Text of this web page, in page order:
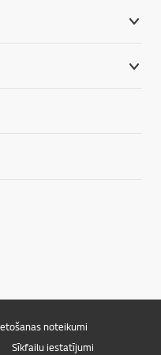
noteikumi
Sīkfailu iestatījumi